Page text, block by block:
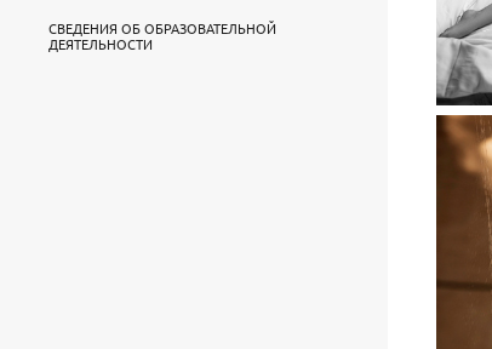
СВЕДЕНИЯ ОБ ОБРАЗОВАТЕЛЬНОЙ
ДЕЯТЕЛЬНОСТИ